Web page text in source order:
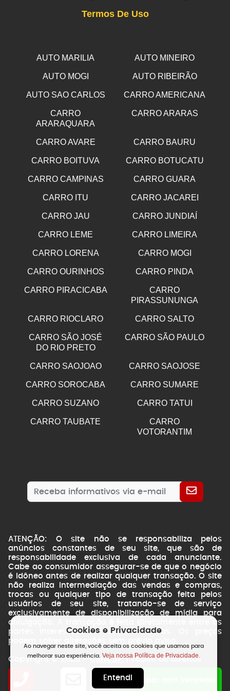
Termos De Uso
AUTO MARILIA AUTO MINEIRO
AUTO MOGI AUTO RIBEIRÃO
AUTO SAO CARLOS CARRO AMERICANA
CARRO
ARARAQUARA
CARRO ARARAS
CARRO AVARE CARRO BAURU
CARRO BOITUVA CARRO BOTUCATU
CARRO CAMPINAS CARRO GUARA
CARRO ITU CARRO JACAREI
CARRO JAU CARRO JUNDIAÍ
CARRO LEME CARRO LIMEIRA
CARRO LORENA CARRO MOGI
CARRO OURINHOS CARRO PINDA
CARRO PIRACICABA
CARRO
PIRASSUNUNGA
CARRO RIOCLARO CARRO SALTO
CARRO SÃO JOSÉ
DO RIO PRETO
CARRO SÃO PAULO
CARRO SAOJOAO CARRO SAOJOSE
CARRO SOROCABA CARRO SUMARE
CARRO SUZANO CARRO TATUI
CARRO TAUBATE
CARRO
VOTORANTIM
ATENÇÃO: O site não se responsabiliza pelos
anúncios constantes de seu site, que são de
responsabilidade exclusiva de cada anunciante.
Cabe ao consumidor assegurar-se de que o negócio
é idôneo antes de realizar qualquer transação. O site
não realiza intermediação das vendas e compras,
trocas ou qualquer tipo de transação feita pelos
usuários de seu site, tratando-se de serviço
exclusivamente de disponibilização de mídia para
divulgação. A transação é feita diretamente entre as
partes interessadas. Fotos ilustrativas. Os preços
podem sofrer alterações sem prévio aviso.
Copyright © 2026 -CarroSP| Todos os direitos
reservados.
Cookies e Privacidade
Ao navegar neste site, você aceita os cookies que usamos para
melhorar sua experiência.Veja nossa Política de Privacidade.
Entendi